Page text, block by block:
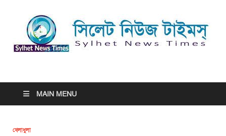
সিলেট নিউজ টাইমস্ | Sylhet
News Times
MAIN MENU
খেলাধুলা